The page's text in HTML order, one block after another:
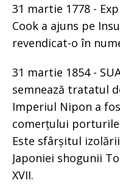
31 martie 1778 -
Cook a ajuns pe
revendicat-o în
31 martie 1854 -
semnează tratatul
Imperiul Nipon a
comerțului porturile
Este sfârșitul
Japoniei shogunii
XVII.